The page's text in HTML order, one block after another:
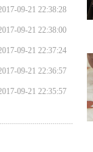
09-21 22:38:28
09-21 22:38:00
09-21 22:37:24
09-21 22:36:57
09-21 22:35:57